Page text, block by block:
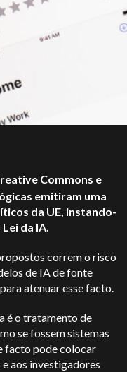
Commons e
emitiram uma
da UE, instando-
da IA.
correm o risco
de IA de fonte
atenuar esse facto.
é o tratamento de
se fossem sistemas
facto pode colocar
aos investigadores